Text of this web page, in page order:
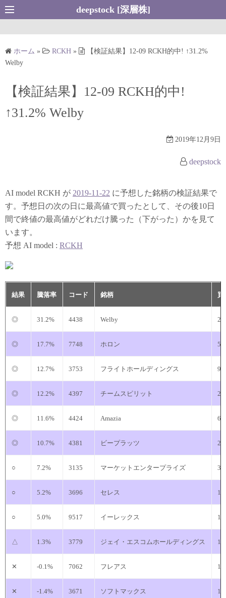
コ
ン
ツ
ッ
deepstock [深層株]
ホーム » RCKH »
【検証結果】12-09 RCKH的中! ↑31.2%
Welby
【検証結果】12-09 RCKH的中!
↑31.2% Welby
2019年12月9日
deepstock
AI model RCKH が 2019-11-22 に予想した銘柄の検証結果で
す。予想日の次の日に最高値で買ったとして、その後10日
間で終値の最高値がどれだけ騰った（下がった）かを見て
います。
予想 AI model : RCKH
結果 騰落率 コード 銘柄
◎ 31.2% 4438 Welby
◎ 17.7% 7748 ホロン
◎ 12.7% 3753 フライトホールディングス
◎ 12.2% 4397 チームスピリット
◎ 11.6% 4424 Amazia
◎ 10.7% 4381 ビープラッツ
○ 7.2% 3135 マーケットエンタープライズ
○ 5.2% 3696 セレス
○ 5.0% 9517 イーレックス
△ 1.3% 3779 ジェイ・エスコムホールディングス
✕ -0.1% 7062 フレアス
✕ -1.4% 3671 ソフトマックス